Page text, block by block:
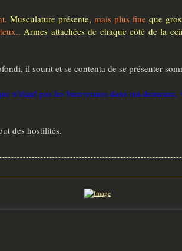
Musculature présente, mais plus fine que
. Armes attachées de chaque côté de la
il sourit et se contenta de se présenter
n'étant pas les bienvenues dans ma
des hostilités.